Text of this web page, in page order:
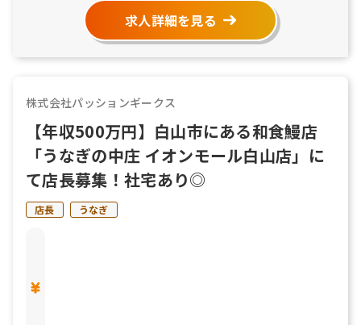
求人詳細を見る
株式会社パッションギークス
【年収500万円】白山市にある和食鰻店
「うなぎの中庄 イオンモール白山店」に
て店長募集！社宅あり◎
店長 うなぎ